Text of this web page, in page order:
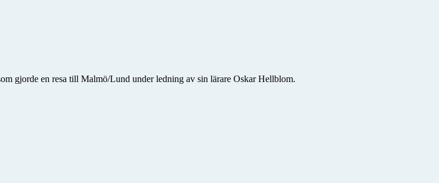
gjorde en resa till Malmö/Lund under ledning av sin lärare Oskar Hellblom.